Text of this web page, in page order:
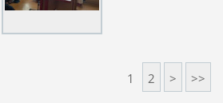
1 2 > >>